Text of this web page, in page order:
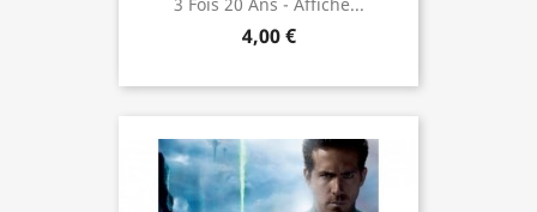
4,00 €